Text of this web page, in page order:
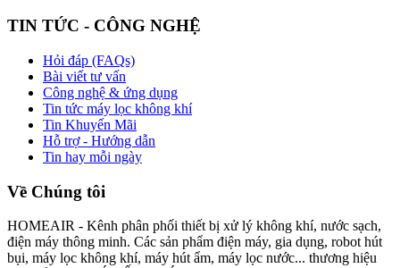
TIN TỨC - CÔNG NGHỆ
Hỏi đáp (FAQs)
Bài viết tư vấn
Công nghệ & ứng dụng
Tin tức máy lọc không khí
Tin Khuyến Mãi
Hỗ trợ - Hướng dẫn
Tin hay mỗi ngày
Về Chúng tôi
HOMEAIR - Kênh phân phối thiết bị xử lý không khí, nước sạch,
điện máy thông minh. Các sản phẩm điện máy, gia dụng, robot hút
bụi, máy lọc không khí, máy hút ẩm, máy lọc nước... thương hiệu